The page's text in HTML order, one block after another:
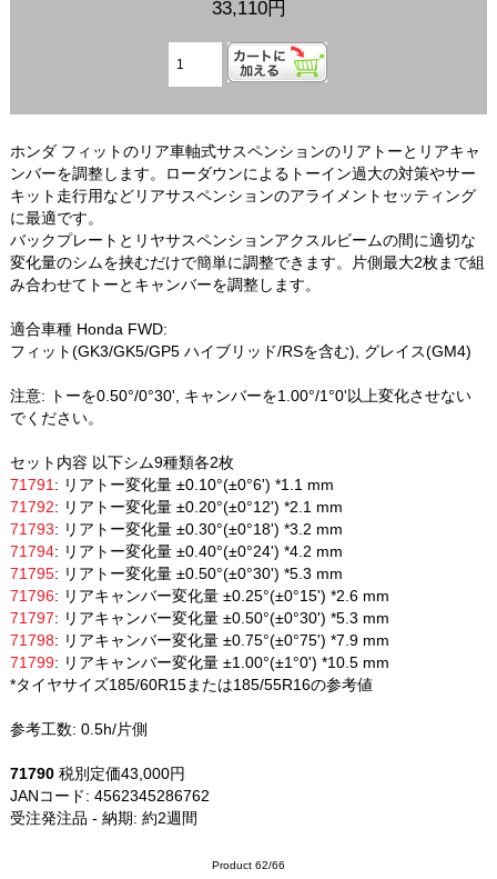
33,110円
ホンダ フィットのリア車軸式サスペンションのリアトーとリアキャ
ンバーを調整します。ローダウンによるトーイン過大の対策やサー
キット走行用などリアサスペンションのアライメントセッティング
に最適です。
バックプレートとリヤサスペンションアクスルビームの間に適切な
変化量のシムを挟むだけで簡単に調整できます。片側最大2枚まで組
み合わせてトーとキャンバーを調整します。
適合車種 Honda FWD:
フィット(GK3/GK5/GP5 ハイブリッド/RSを含む), グレイス(GM4)
注意: トーを0.50°/0°30', キャンバーを1.00°/1°0'以上変化させない
でください。
セット内容 以下シム9種類各2枚
71791 : リアトー変化量 ±0.10°(±0°6') *1.1 mm
71792: リアトー変化量 ±0.20°(±0°12') *2.1 mm
71793: リアトー変化量 ±0.30°(±0°18') *3.2 mm
71794: リアトー変化量 ±0.40°(±0°24') *4.2 mm
71795: リアトー変化量 ±0.50°(±0°30') *5.3 mm
71796: リアキャンバー変化量 ±0.25°(±0°15') *2.6 mm
71797: リアキャンバー変化量 ±0.50°(±0°30') *5.3 mm
71798: リアキャンバー変化量 ±0.75°(±0°75') *7.9 mm
71799: リアキャンバー変化量 ±1.00°(±1°0') *10.5 mm
*タイヤサイズ185/60R15または185/55R16の参考値
参考工数: 0.5h/片側
71790 税別定価43,000円
JANコード: 4562345286762
受注発注品 - 納期: 約2週間
Product 62/66